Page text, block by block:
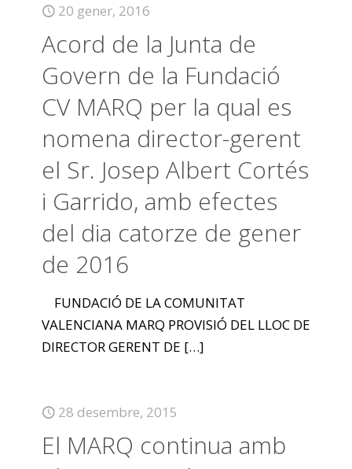
20 gener, 2016
Acord de la Junta de
Govern de la Fundació
CV MARQ per la qual es
nomena director-gerent
el Sr. Josep Albert Cortés
i Garrido, amb efectes
del dia catorze de gener
de 2016
FUNDACIÓ DE LA COMUNITAT
VALENCIANA MARQ PROVISIÓ DEL LLOC DE
DIRECTOR GERENT DE […]
28 desembre, 2015
El MARQ continua amb